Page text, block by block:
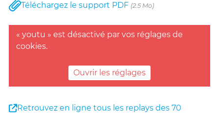
Téléchargez le support PDF (2.5 Mo)
« youtu » est désactivé par vos réglages de
cookies.
Ouvrir les réglages
Retrouvez en ligne tous les replays des 70